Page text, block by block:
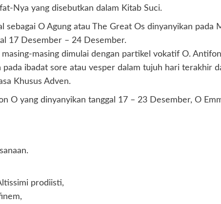
Nya yang disebutkan dalam Kitab Suci.
sebagai O Agung atau The Great Os dinyanyikan pada
17 Desember – 24 Desember.
masing dimulai dengan partikel vokatif O.
pada ibadat sore atau vesper dalam tujuh hari terakhir
Khusus Adven.
O yang dinyanyikan tanggal 17 – 23 Desember, O
prodiisti,